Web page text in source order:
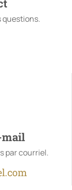
mail
par courriel.